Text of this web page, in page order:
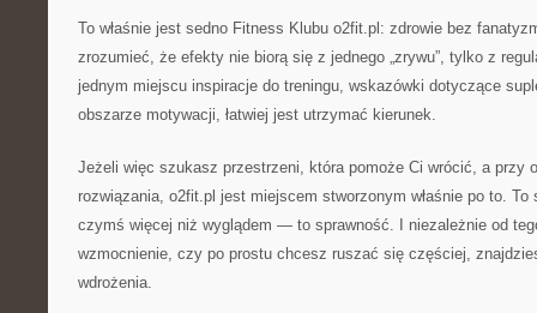
To właśnie jest sedno Fitness Klubu o2fit.pl: zdrowie bez
zrozumieć, że efekty nie biorą się z jednego „zrywu”, tylko z
jednym miejscu inspiracje do treningu, wskazówki dotyczące
obszarze motywacji, łatwiej jest utrzymać kierunek.
Jeżeli więc szukasz przestrzeni, która pomoże Ci wrócić, a przy
rozwiązania, o2fit.pl jest miejscem stworzonym właśnie po to.
czymś więcej niż wyglądem — to sprawność. I niezależnie od
wzmocnienie, czy po prostu chcesz ruszać się częściej,
wdrożenia.